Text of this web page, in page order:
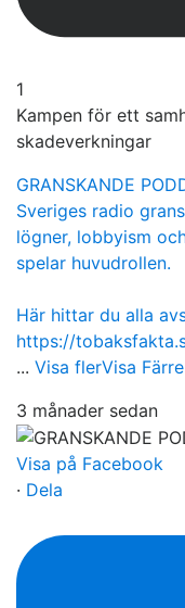
1
Kampen för ett
skadeverkningar
GRANSKANDE
Sveriges radio
lögner, lobbyism
spelar huvudrollen.
Här hittar du alla
https://
... Visa flerVisa Färre
3 månader sedan
Visa på Facebook
· Dela